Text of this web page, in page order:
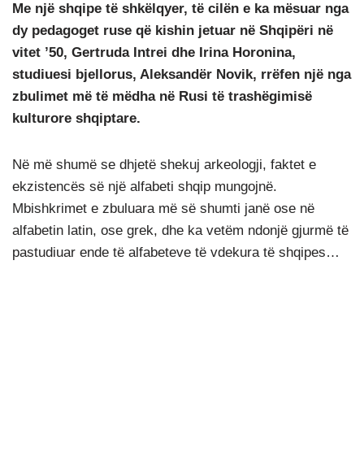
Me një shqipe të shkëlqyer, të cilën e ka mësuar nga
dy pedagoget ruse që kishin jetuar në Shqipëri në
vitet ’50, Gertruda Intrei dhe Irina Horonina,
studiuesi bjellorus, Aleksandër Novik, rrëfen një nga
zbulimet më të mëdha në Rusi të trashëgimisë
kulturore shqiptare.
Në më shumë se dhjetë shekuj arkeologji, faktet e
ekzistencës së një alfabeti shqip mungojnë.
Mbishkrimet e zbuluara më së shumti janë ose në
alfabetin latin, ose grek, dhe ka vetëm ndonjë gjurmë të
pastudiuar ende të alfabeteve të vdekura të shqipes…